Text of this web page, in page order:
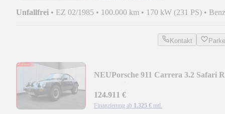
Unfallfrei • EZ 02/1985 • 100.000 km • 170 kW (231 PS) •
Kontakt
NEUPorsche 911 Carrera 3.2 Safari
124.911 €
Finanzierung ab 1.325 € mtl.